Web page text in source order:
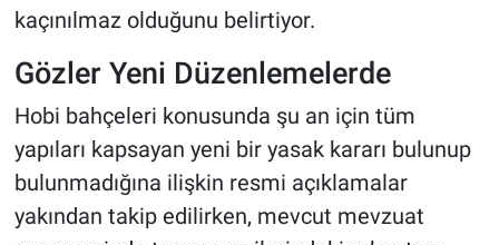
kaçınılmaz olduğunu belirtiyor.
Gözler Yeni Düzenlemelerde
Hobi bahçeleri konusunda şu an için tüm
yapıları kapsayan yeni bir yasak kararı bulunup
bulunmadığına ilişkin resmi açıklamalar
yakından takip edilirken, mevcut mevzuat